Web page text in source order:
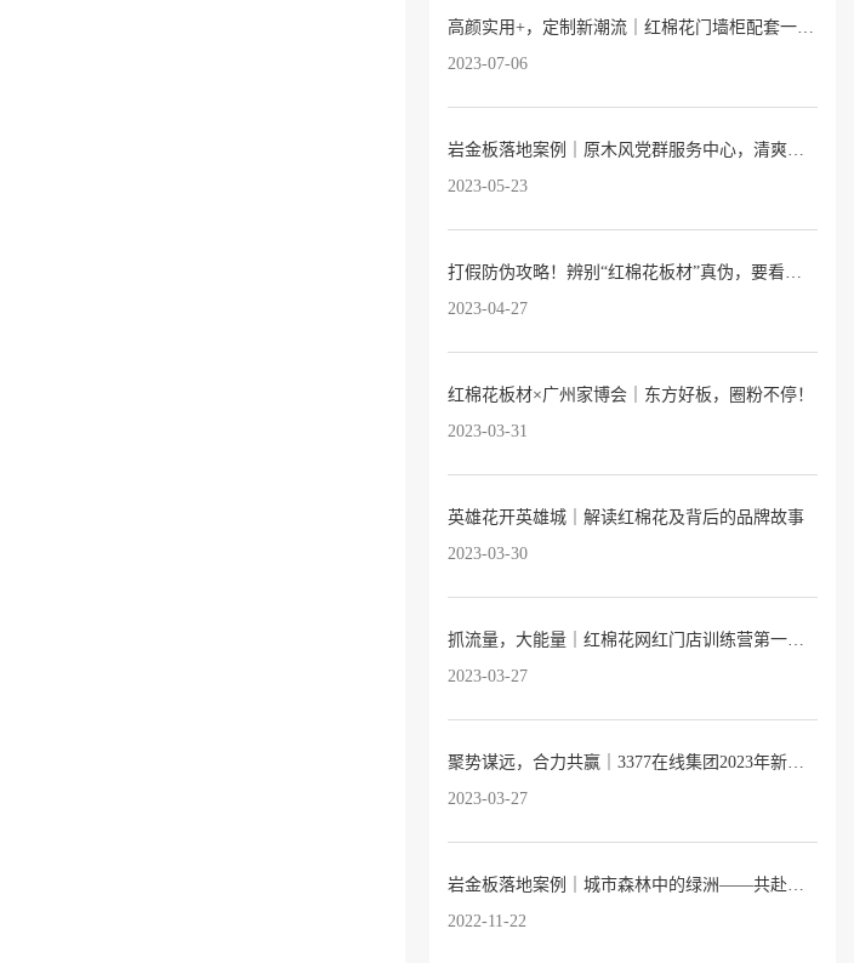
高颜实用+，定制新潮流｜红棉花门墙柜配套一站式服务已上线
2023-07-06
岩金板落地案例｜原木风党群服务中心，清爽又温暖
2023-05-23
打假防伪攻略！辨别“红棉花板材”真伪，要看这3点→
2023-04-27
红棉花板材×广州家博会｜东方好板，圈粉不停！
2023-03-31
英雄花开英雄城｜解读红棉花及背后的品牌故事
2023-03-30
抓流量，大能量｜红棉花网红门店训练营第一期完满落幕！
2023-03-27
聚势谋远，合力共赢｜3377在线集团2023年新品发布会暨全国经销商大会圆满落幕
2023-03-27
岩金板落地案例｜城市森林中的绿洲——共赴自然之约的托育园
2022-11-22